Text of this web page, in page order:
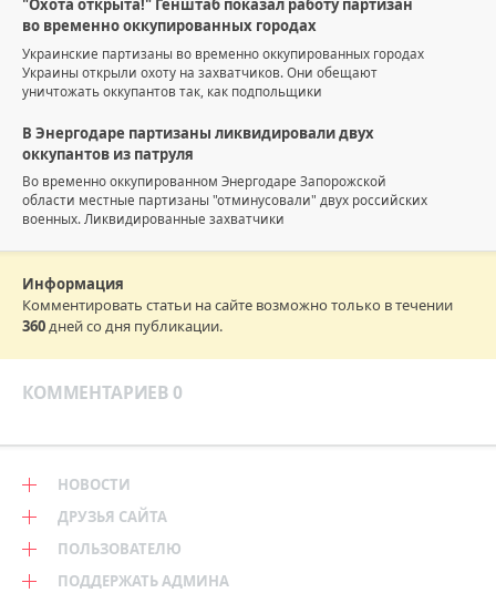
"Охота открыта!" Генштаб показал работу партизан
во временно оккупированных городах
Украинские партизаны во временно оккупированных городах
Украины открыли охоту на захватчиков. Они обещают
уничтожать оккупантов так, как подпольщики
В Энергодаре партизаны ликвидировали двух
оккупантов из патруля
Во временно оккупированном Энергодаре Запорожской
области местные партизаны "отминусовали" двух российских
военных. Ликвидированные захватчики
Информация
Комментировать статьи на сайте возможно только в течении
360дней со дня публикации.
КОММЕНТАРИЕВ 0
НОВОСТИ
ДРУЗЬЯ САЙТА
ПОЛЬЗОВАТЕЛЮ
ПОДДЕРЖАТЬ АДМИНА